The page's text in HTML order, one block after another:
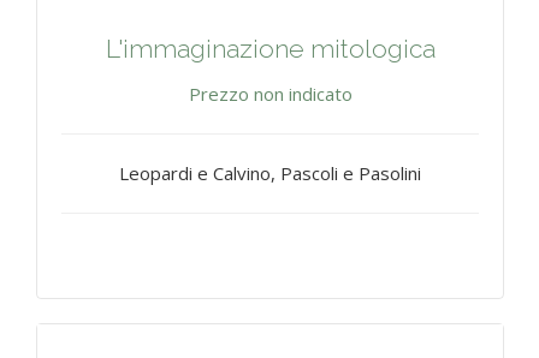
L'immaginazione mitologica
Prezzo non indicato
Leopardi e Calvino, Pascoli e Pasolini